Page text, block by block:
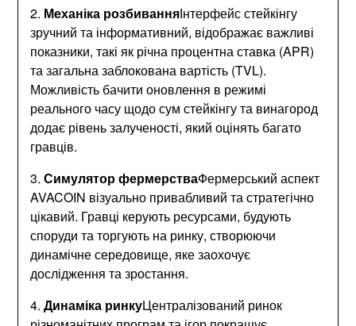
2. Механіка розбиванняІнтерфейс стейкінгу
зручний та інформативний, відображає важливі
показники, такі як річна процентна ставка (APR)
та загальна заблокована вартість (TVL).
Можливість бачити оновлення в режимі
реального часу щодо сум стейкінгу та винагород
додає рівень залученості, який оцінять багато
гравців.
3.Симулятор фермерстваФермерський аспект
AVACOIN візуально привабливий та стратегічно
цікавий. Гравці керують ресурсами, будують
споруди та торгують на ринку, створюючи
динамічне середовище, яке заохочує
дослідження та зростання.
4.Динаміка ринкуЦентралізований ринок